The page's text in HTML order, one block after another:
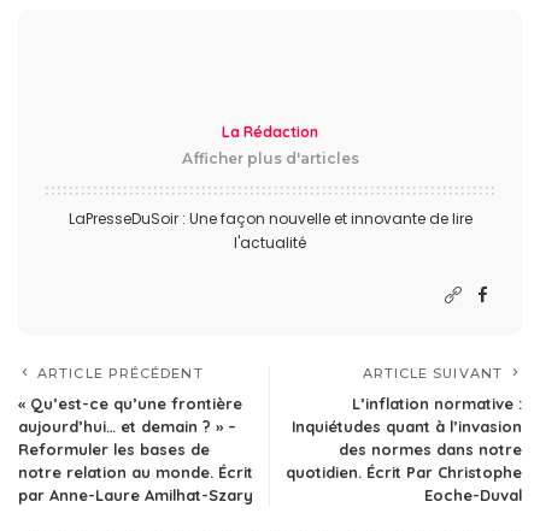
La Rédaction
Afficher plus d'articles
LaPresseDuSoir : Une façon nouvelle et innovante de lire
l'actualité
ARTICLE PRÉCÉDENT
« Qu’est-ce qu’une frontière
aujourd’hui… et demain ? » –
Reformuler les bases de
notre relation au monde. Écrit
par Anne-Laure Amilhat-Szary
ARTICLE SUIVANT
L’inflation normative :
Inquiétudes quant à l’invasion
des normes dans notre
quotidien. Écrit Par Christophe
Eoche-Duval